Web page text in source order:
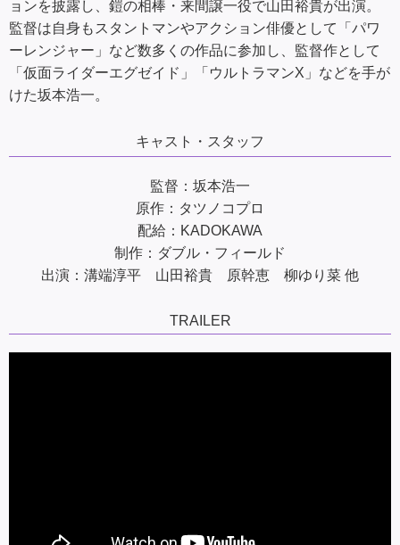
ョンを披露し、鎧の相棒・来間譲一役で山田裕貴が出演。
監督は自身もスタントマンやアクション俳優として「パワ
ーレンジャー」など数多くの作品に参加し、監督作として
「仮面ライダーエグゼイド」「ウルトラマンX」などを手が
けた坂本浩一。
キャスト・スタッフ
監督：坂本浩一
原作：タツノコプロ
配給：KADOKAWA
制作：ダブル・フィールド
出演：溝端淳平 山田裕貴 原幹恵 柳ゆり菜 他
TRAILER